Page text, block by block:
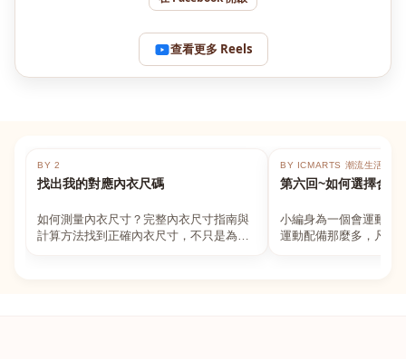
查看更多 Reels
BY 2
找出我的對應內衣尺碼
如何測量內衣尺寸？完整內衣尺寸指南與
計算方法找到正確內衣尺寸，不只是為了
BY ICMARTS 潮流生活百貨
第六回~如何選擇合適
小編身為一個會運動的
運動配備那麼多，凡舉